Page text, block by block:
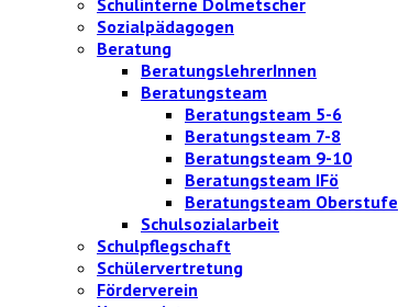
Sozialpädagogen
Beratung
BeratungslehrerInnen
Beratungsteam
Beratungsteam 5-6
Beratungsteam 7-8
Beratungsteam 9-10
Beratungsteam IFö
Beratungsteam Oberstufe
Schulsozialarbeit
Schulpflegschaft
Schülervertretung
Förderverein